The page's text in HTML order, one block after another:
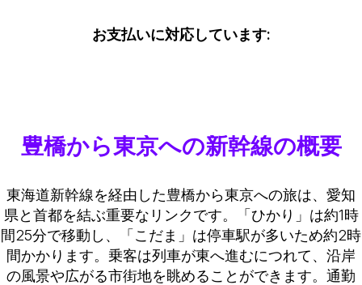
お支払いに対応しています:
豊橋から東京への新幹線の概要
東海道新幹線を経由した豊橋から東京への旅は、愛知
県と首都を結ぶ重要なリンクです。「ひかり」は約1時
間25分で移動し、「こだま」は停車駅が多いため約2時
間かかります。乗客は列車が東へ進むにつれて、沿岸
の風景や広がる市街地を眺めることができます。通勤